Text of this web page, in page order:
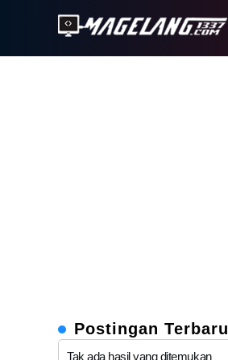
teknologi.
Postingan Terbaru
Tak ada hasil yang ditemukan